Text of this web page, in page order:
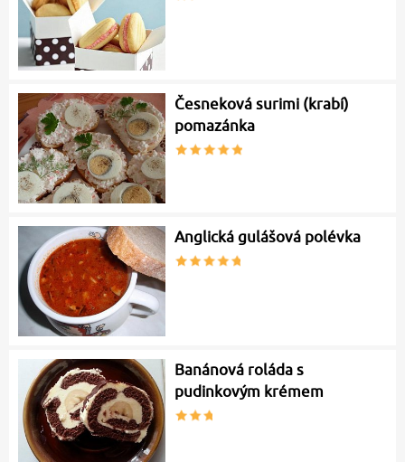
Česneková surimi (krabí)
pomazánka
Anglická gulášová polévka
Banánová roláda s
pudinkovým krémem